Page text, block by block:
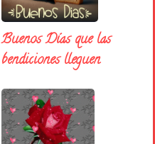
Buenos Días que las
bendiciones lleguen